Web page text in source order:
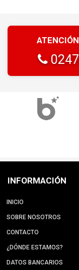
INFORMACIÓN
INICIO
SOBRE NOSOTROS
CONTACTO
¿DÓNDE ESTAMOS?
DATOS BANCARIOS